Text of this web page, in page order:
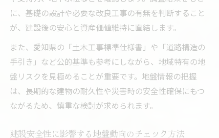
に、基礎の設計や必要な改良工事の有無を判断すること
が、建設後の安心と資産価値維持に直結します。
また、愛知県の「土木工事標準仕様書」や「道路構造の
手引き」など公的基準も参考にしながら、地域特有の地
盤リスクを見極めることが重要です。地盤情報の把握
は、長期的な建物の耐久性や災害時の安全性確保にもつ
ながるため、慎重な検討が求められます。
建設安全性に影響する地盤動向のチェック方法